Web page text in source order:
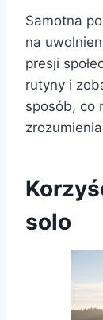
Samotna
na
presji
rutyny i
sposób, co
solo